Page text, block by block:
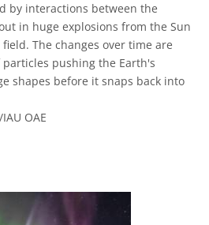
by interactions between the
in huge explosions from the Sun
The changes over time are
pushing the Earth's
shapes before it snaps back into
OAE
Commons Attribution 4.0